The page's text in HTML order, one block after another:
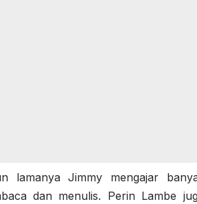
lamanya Jimmy mengajar
dan menulis. Perin Lambe